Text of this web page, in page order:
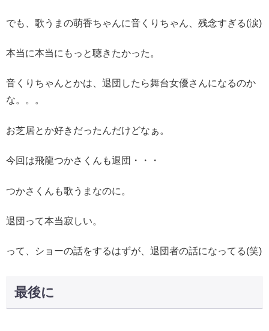
でも、歌うまの萌香ちゃんに音くりちゃん、残念すぎる(涙)
本当に本当にもっと聴きたかった。
音くりちゃんとかは、退団したら舞台女優さんになるのか
な。。。
お芝居とか好きだったんだけどなぁ。
今回は飛龍つかさくんも退団・・・
つかさくんも歌うまなのに。
退団って本当寂しい。
って、ショーの話をするはずが、退団者の話になってる(笑)
最後に